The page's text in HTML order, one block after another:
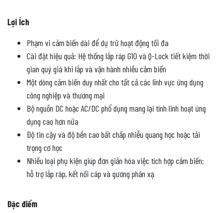
Lợi Ích
Phạm vi cảm biến dài để dự trữ hoạt động tối đa
Cài đặt hiệu quả: Hệ thống lắp ráp G10 và Q-Lock tiết kiệm thời
gian quý giá khi lắp và vận hành nhiều cảm biến
Một dòng cảm biến duy nhất cho tất cả các lĩnh vực ứng dụng
công nghiệp và thương mại
Bộ nguồn DC hoặc AC/DC phổ dụng mang lại tính linh hoạt ứng
dụng cao hơn nữa
Độ tin cậy và độ bền cao bất chấp nhiễu quang học hoặc tải
trọng cơ học
Nhiều loại phụ kiện giúp đơn giản hóa việc tích hợp cảm biến:
hỗ trợ lắp ráp, kết nối cáp và gương phản xạ
Đặc điểm